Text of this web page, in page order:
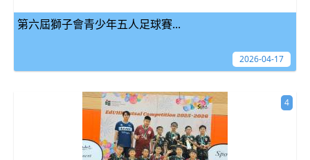
第六屆獅子會青少年五人足球賽...
2026-04-17
4